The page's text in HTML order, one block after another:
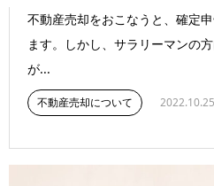
不動産売却をおこなうと、確定
ます。しかし、サラリーマンの
が...
不動産売却について 2022.10.25